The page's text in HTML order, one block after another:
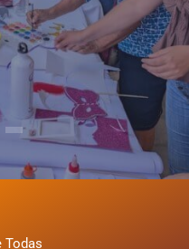
nativas en
entre mujeres y
del hogar
de paz e igualdad
Todas